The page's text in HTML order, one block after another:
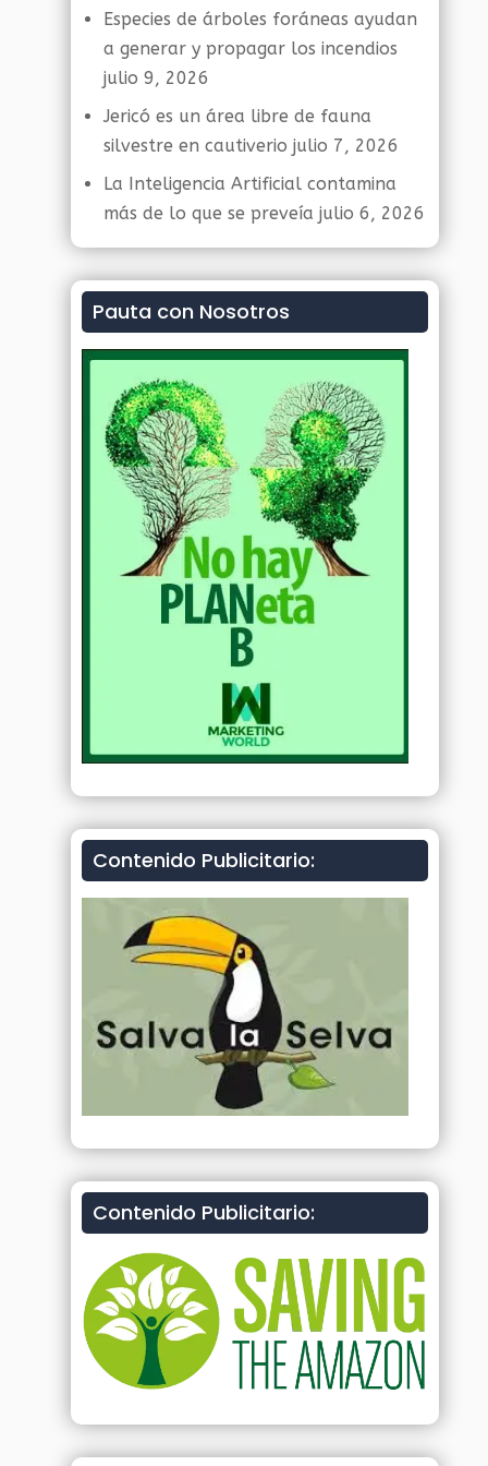
Especies de árboles foráneas ayudan
a generar y propagar los incendios
julio 9, 2026
Jericó es un área libre de fauna
silvestre en cautiverio julio 7, 2026
La Inteligencia Artificial contamina
más de lo que se preveía julio 6, 2026
Pauta con Nosotros
Contenido Publicitario:
Contenido Publicitario: